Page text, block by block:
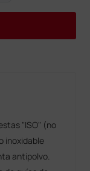
"ISO" (no
inoxidable
antipolvo.